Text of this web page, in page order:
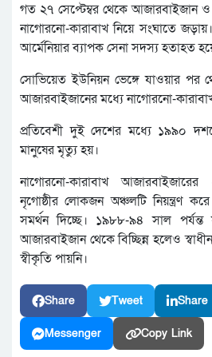
গত ২৭ সেপ্টেম্বর থেকে আজারবাইজান ও
নাগোরনো-কারাবাখ নিয়ে সংঘাতে
আর্মেনিয়ার ব্যাপক সেনা সদস্য হতাহত
সোভিয়েত ইউনিয়ন ভেঙ্গে যাওয়ার পর
আজারবাইজানের মধ্যে নাগোরনো-
প্রতিবেশী দুই দেশের মধ্যে ১৯৯০
মানুষের মৃত্যু হয়।
নাগোরনো-কারাবাখ
নৃগোষ্ঠীর লোকজন অঞ্চলটি নিয়ন্ত্রণ
সমর্থন দিচ্ছে। ১৯৮৮-৯৪ সাল পর্যন্ত
আজারবাইজান থেকে বিচ্ছিন্ন হলেও
স্বীকৃতি পায়নি।
Share Tweet Share
Messenger Copy Link